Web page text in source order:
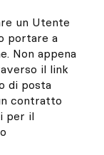
un Utente
portare a
Non appena
il link
di posta
contratto
per il